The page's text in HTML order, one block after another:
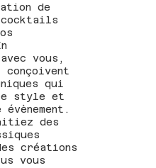
de
cocktails
vous,
conçoivent
qui
style et
des
créations
vous